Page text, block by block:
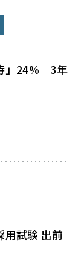
」24% 3年
試験 出前